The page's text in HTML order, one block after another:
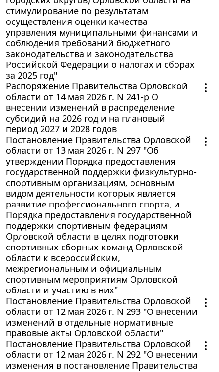
стимулирование по результатам
осуществления оценки качества
управления муниципальными финансами и
соблюдения требований бюджетного
законодательства и законодательства
Российской Федерации о налогах и сборах
за 2025 год"
Распоряжение Правительства Орловской
области от 14 мая 2026 г. N 241-р О
внесении изменений в распределение
субсидий на 2026 год и на плановый
период 2027 и 2028 годов
Постановление Правительства Орловской
области от 13 мая 2026 г. N 297 "Об
утверждении Порядка предоставления
государственной поддержки физкультурно-
спортивным организациям, основным
видом деятельности которых является
развитие профессионального спорта, и
Порядка предоставления государственной
поддержки спортивным федерациям
Орловской области в целях подготовки
спортивных сборных команд Орловской
области к всероссийским,
межрегиональным и официальным
спортивным мероприятиям Орловской
области и участию в них"
Постановление Правительства Орловской
области от 12 мая 2026 г. N 293 "О внесении
изменений в отдельные нормативные
правовые акты Орловской области"
Постановление Правительства Орловской
области от 12 мая 2026 г. N 292 "О внесении
изменения в постановление Правительства